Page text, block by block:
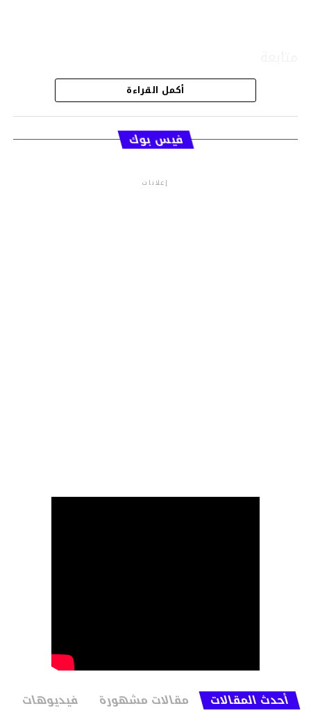
قسم الاخبار
أكمل القراءة
فيس بوك
إعلانات
أحدث المقالات مقالات مشهورة فيديوهات